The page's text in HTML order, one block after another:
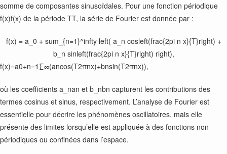
somme de composantes sinusoïdales. Pour une fonction périodique
f(x)f(x) de la période TT, la série de Fourier est donnée par :
f(x) = a_0 + sum_{n=1}^infty left( a_n cosleft(frac{2pi n x}{T}right) +
b_n sinleft(frac{2pi n x}{T}right) right),
f(x)=a0+n=1∑∞(ancos(T2πnx)+bnsin(T2πnx)),
où les coefficients a_nan et b_nbn capturent les contributions des
termes cosinus et sinus, respectivement. L’analyse de Fourier est
essentielle pour décrire les phénomènes oscillatoires, mais elle
présente des limites lorsqu’elle est appliquée à des fonctions non
périodiques ou confinées dans l’espace.